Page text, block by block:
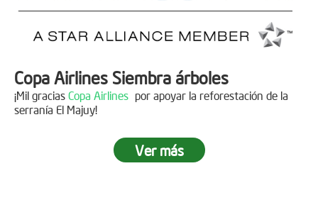
Copa Airlines Siembra árboles
¡Mil gracias Copa Airlines por apoyar la reforestación de la
serranía El Majuy!
Siembra en el Páramo Aguas Vivas
Ver más